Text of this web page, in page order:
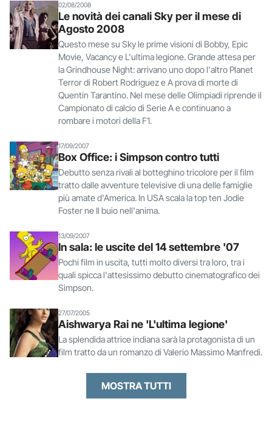
02/08/2008
Le novità dei canali Sky per il mese di
Agosto 2008
Questo mese su Sky le prime visioni di Bobby, Epic
Movie, Vacancy e L'ultima legione. Grande attesa per
la Grindhouse Night: arrivano uno dopo l'altro Planet
Terror di Robert Rodriguez e A prova di morte di
Quentin Tarantino. Nel mese delle Olimpiadi riprende il
Campionato di calcio di Serie A e continuano a
rombare i motori della F1.
17/09/2007
Box Office: i Simpson contro tutti
Debutto senza rivali al botteghino tricolore per il film
tratto dalle avventure televisive di una delle famiglie
più amate d'America. In USA scala la top ten Jodie
Foster ne Il buio nell'anima.
13/09/2007
In sala: le uscite del 14 settembre '07
Pochi film in uscita, tutti molto diversi tra loro, tra i
quali spicca l'attesissimo debutto cinematografico dei
Simpson.
27/07/2005
Aishwarya Rai ne 'L'ultima legione'
La splendida attrice indiana sarà la protagonista di un
film tratto da un romanzo di Valerio Massimo Manfredi.
MOSTRA TUTTI